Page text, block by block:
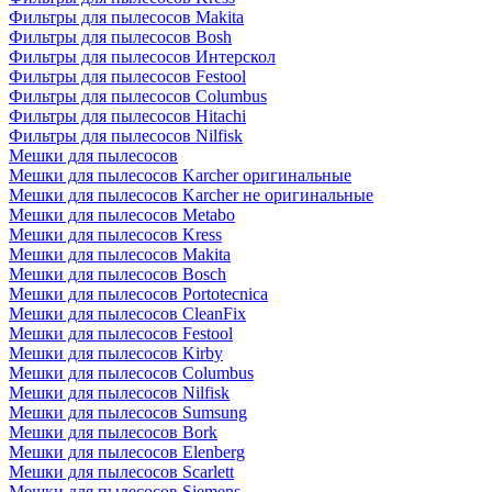
Фильтры для пылесосов Makita
Фильтры для пылесосов Bosh
Фильтры для пылесосов Интерскол
Фильтры для пылесосов Festool
Фильтры для пылесосов Columbus
Фильтры для пылесосов Hitachi
Фильтры для пылесосов Nilfisk
Мешки для пылесосов
Мешки для пылесосов Karcher оригинальные
Мешки для пылесосов Karcher не оригинальные
Мешки для пылесосов Metabo
Мешки для пылесосов Kress
Мешки для пылесосов Makita
Мешки для пылесосов Bosch
Мешки для пылесосов Portotecnica
Мешки для пылесосов CleanFix
Мешки для пылесосов Festool
Мешки для пылесосов Kirby
Мешки для пылесосов Columbus
Мешки для пылесосов Nilfisk
Мешки для пылесосов Sumsung
Мешки для пылесосов Bork
Мешки для пылесосов Elenberg
Мешки для пылесосов Scarlett